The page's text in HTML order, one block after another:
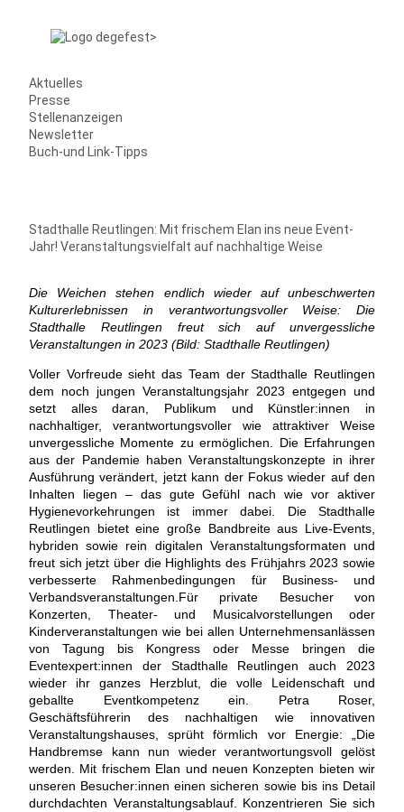
Aktuelles
Presse
Stellenanzeigen
Newsletter
Buch-und Link-Tipps
Stadthalle Reutlingen: Mit frischem Elan ins neue Event-
Jahr! Veranstaltungsvielfalt auf nachhaltige Weise
Die Weichen stehen endlich wieder auf unbeschwerten
Kulturerlebnissen in verantwortungsvoller Weise: Die
Stadthalle Reutlingen freut sich auf unvergessliche
Veranstaltungen in 2023 (Bild: Stadthalle Reutlingen)
Voller Vorfreude sieht das Team der Stadthalle Reutlingen
dem noch jungen Veranstaltungsjahr 2023 entgegen und
setzt alles daran, Publikum und Künstler:innen in
nachhaltiger, verantwortungsvoller wie attraktiver Weise
unvergessliche Momente zu ermöglichen. Die Erfahrungen
aus der Pandemie haben Veranstaltungskonzepte in ihrer
Ausführung verändert, jetzt kann der Fokus wieder auf den
Inhalten liegen – das gute Gefühl nach wie vor aktiver
Hygienevorkehrungen ist immer dabei. Die Stadthalle
Reutlingen bietet eine große Bandbreite aus Live-Events,
hybriden sowie rein digitalen Veranstaltungsformaten und
freut sich jetzt über die Highlights des Frühjahrs 2023 sowie
verbesserte Rahmenbedingungen für Business- und
Verbandsveranstaltungen.Für private Besucher von
Konzerten, Theater- und Musicalvorstellungen oder
Kinderveranstaltungen wie bei allen Unternehmensanlässen
von Tagung bis Kongress oder Messe bringen die
Eventexpert:innen der Stadthalle Reutlingen auch 2023
wieder ihr ganzes Herzblut, die volle Leidenschaft und
geballte Eventkompetenz ein. Petra Roser,
Geschäftsführerin des nachhaltigen wie innovativen
Veranstaltungshauses, sprüht förmlich vor Energie: „Die
Handbremse kann nun wieder verantwortungsvoll gelöst
werden. Mit frischem Elan und neuen Konzepten bieten wir
unseren Besucher:innen einen sicheren sowie bis ins Detail
durchdachten Veranstaltungsablauf. Konzentrieren Sie sich